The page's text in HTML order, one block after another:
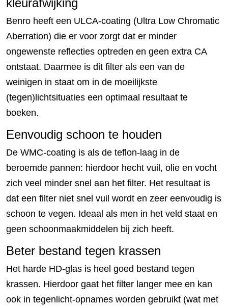
Benro heeft een ULCA-coating (Ultra Low Chromatic
Aberration) die er voor zorgt dat er minder
ongewenste reflecties optreden en geen extra CA
ontstaat. Daarmee is dit filter als een van de
weinigen in staat om in de moeilijkste
(tegen)lichtsituaties een optimaal resultaat te
boeken.
Eenvoudig schoon te houden
De WMC-coating is als de teflon-laag in de
beroemde pannen: hierdoor hecht vuil, olie en vocht
zich veel minder snel aan het filter. Het resultaat is
dat een filter niet snel vuil wordt en zeer eenvoudig is
schoon te vegen. Ideaal als men in het veld staat en
geen schoonmaakmiddelen bij zich heeft.
Beter bestand tegen krassen
Het harde HD-glas is heel goed bestand tegen
krassen. Hierdoor gaat het filter langer mee en kan
ook in tegenlicht-opnames worden gebruikt (wat met